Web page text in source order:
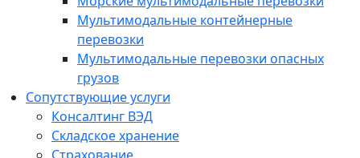
Мультимодальные контейнерные
перевозки
Мультимодальные перевозки опасных
грузов
Сопутствующие услуги
Консалтинг ВЭД
Складское хранение